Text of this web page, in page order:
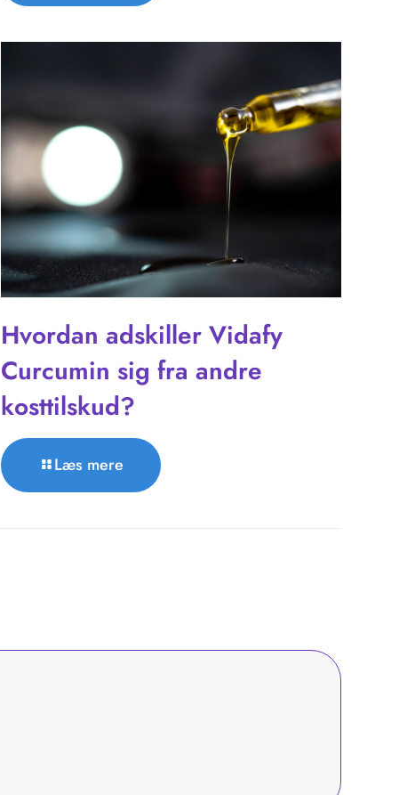
Hvordan adskiller Vidafy
Curcumin sig fra andre
kosttilskud?
Læs mere